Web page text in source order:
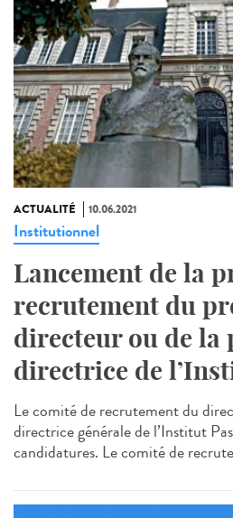
ACTUALITÉ 10.06.2021
Institutionnel
Lancement de la
recrutement du
directeur ou de la
directrice de
Le comité de recrutement du
directrice générale de l’Institut
candidatures. Le comité de